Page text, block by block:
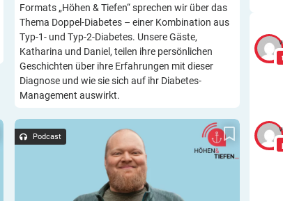
Formats „Höhen & Tiefen“ sprechen wir über das
Thema Doppel-Diabetes – einer Kombination aus
Typ-1- und Typ-2-Diabetes. Unsere Gäste,
Katharina und Daniel, teilen ihre persönlichen
Geschichten über ihre Erfahrungen mit dieser
Diagnose und wie sie sich auf ihr Diabetes-
Management auswirkt.
Diabetes-Anker-Podcast – Höhen & Tiefen: Wie
lebt es sich mit Diabetes Typ 3c? Im Gespräch
mit Michael
Podcast